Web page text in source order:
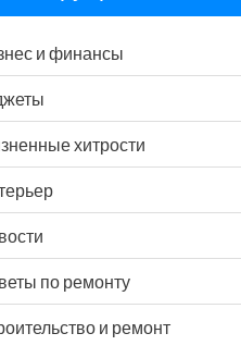
и финансы
хитрости
по ремонту
и ремонт